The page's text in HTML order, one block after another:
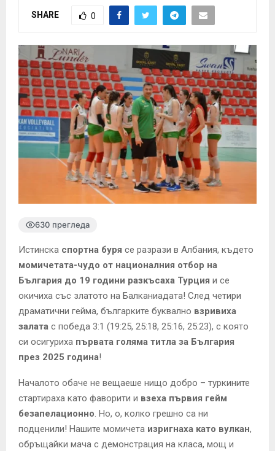
SHARE 0
630 прегледа
Истинска спортна буря се разрази в Албания, където
момичетата-чудо от националния отбор на
България до 19 години разкъсаха Турция и се
окичиха със златото на Балканиадата! След четири
драматични гейма, българките буквално взривиха
залата с победа 3:1 (19:25, 25:18, 25:16, 25:23), с която
си осигуриха първата голяма титла за България
през 2025 година!
Началото обаче не вещаеше нищо добро – туркините
стартираха като фаворити и взеха първия гейм
безапелационно. Но, о, колко грешно са ни
подценили! Нашите момичета изригнаха като вулкан,
обръщайки мача с демонстрация на класа, мощ и